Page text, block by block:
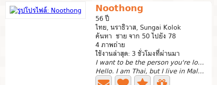
Noothong
56 ปี
ไทย, นราธิวาส, Sungai Kolok
ค้นหา ชาย จาก 50 ไปยัง 78
4 ภาพถ่าย
ใช้งานล่าสุด: 3 ชั่วโมงที่ผ่านมา
I want to be the person you're looking for.
Hello. I am Thai, but I live in Malaysia. I can live in...